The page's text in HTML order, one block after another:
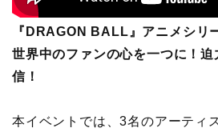
『DRAGON BALL』アニメシリ
世界中のファンの心を一つに！
信！
本イベントでは、3名のアーティ